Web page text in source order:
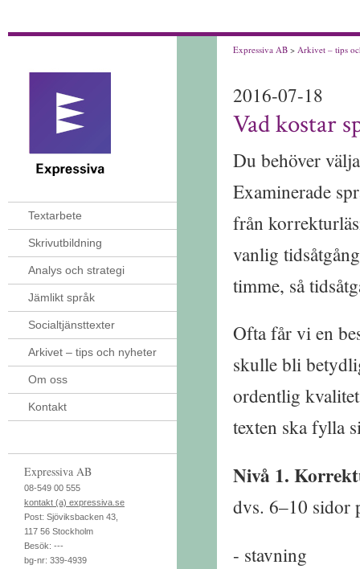
Textarbete
Skrivutbildning
Analys och strategi
Jämlikt språk
Socialtjänsttexter
Arkivet – tips och nyheter
Om oss
Kontakt
Expressiva AB
08-549 00 555
kontakt (a) expressiva.se
Post: Sjöviksbacken 43
117 56 Stockholm
Besök: ---
bg-nr: 339-4939
Expressiva AB > Arkivet – tips
2016-07-18
Vad kostar
Du behöver
Examinerade
från
vanlig
timme, så
Ofta får vi en
skulle bli
ordentlig
texten ska fylla
Nivå 1.
dvs. 6–10 sidor
stavning